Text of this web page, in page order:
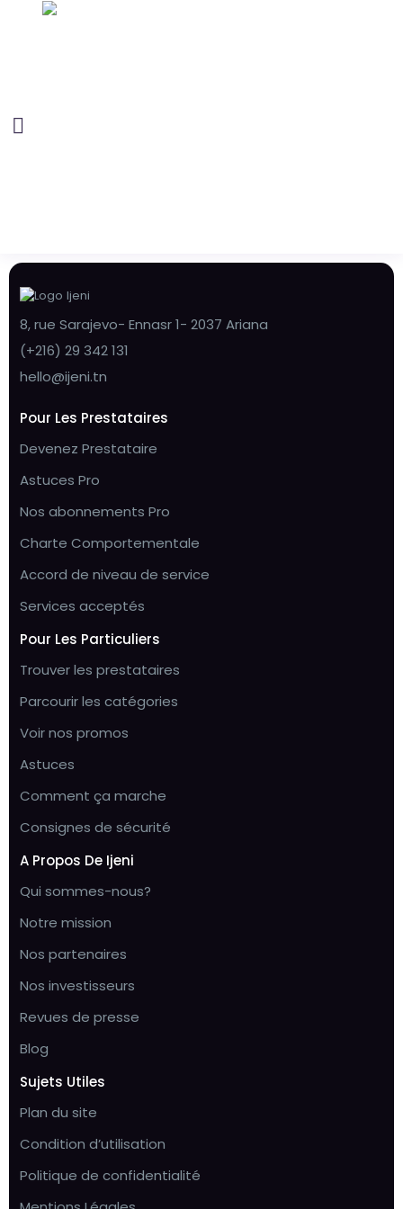
8, rue Sarajevo- Ennasr 1- 2037 Ariana
(+216) 29 342 131
hello@ijeni.tn
Pour Les Prestataires
Devenez Prestataire
Astuces Pro
Nos abonnements Pro
Charte Comportementale
Accord de niveau de service
Services acceptés
Pour Les Particuliers
Trouver les prestataires
Parcourir les catégories
Voir nos promos
Astuces
Comment ça marche
Consignes de sécurité
A Propos De Ijeni
Qui sommes-nous?
Notre mission
Nos partenaires
Nos investisseurs
Revues de presse
Blog
Sujets Utiles
Plan du site
Condition d’utilisation
Politique de confidentialité